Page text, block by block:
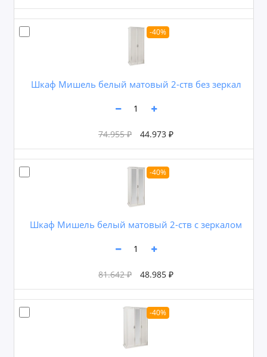
-40%
Шкаф Мишель белый матовый 2-ств без зеркал
74.955 ₽ 44.973 ₽
-40%
Шкаф Мишель белый матовый 2-ств с зеркалом
81.642 ₽ 48.985 ₽
-40%